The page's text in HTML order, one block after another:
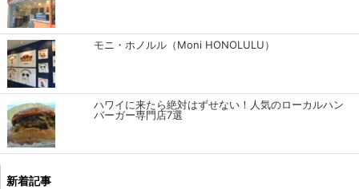
モニ・ホノルル（Moni HONOLULU）
ハワイに来たら絶対はずせない！人気のローカルハン
バーガー専門店7選
新着記事